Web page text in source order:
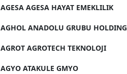
AGESA AGESA HAYAT EMEKLILIK
AGHOL ANADOLU GRUBU HOLDING
AGROT AGROTECH TEKNOLOJI
AGYO ATAKULE GMYO